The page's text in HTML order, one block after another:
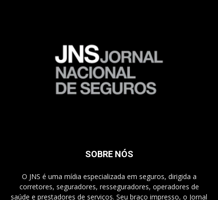
SOBRE NÓS
O JNS é uma mídia especializada em seguros, dirigida a
corretores, seguradores, resseguradores, operadores de
saúde e prestadores de serviços. Seu braço impresso, o Jornal